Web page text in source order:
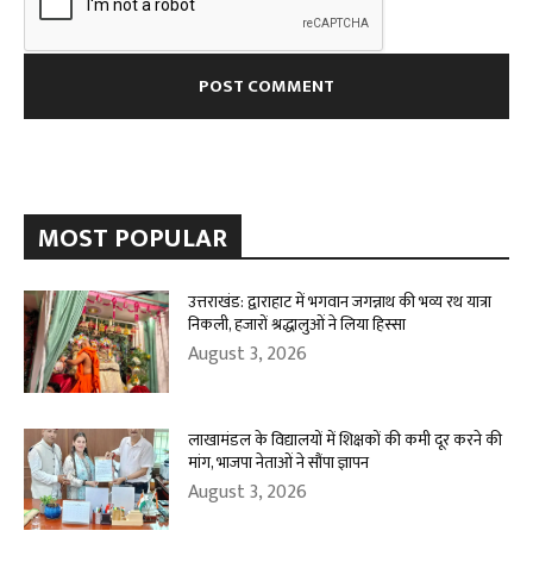
MOST POPULAR
उत्तराखंड: द्वाराहाट में भगवान जगन्नाथ की भव्य रथ यात्रा
निकली, हजारों श्रद्धालुओं ने लिया हिस्सा
August 3, 2026
लाखामंडल के विद्यालयों में शिक्षकों की कमी दूर करने की
मांग, भाजपा नेताओं ने सौंपा ज्ञापन
August 3, 2026